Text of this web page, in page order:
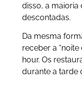
disso, a maioria
descontadas.
Da mesma
receber a
hour. Os
durante a tarde